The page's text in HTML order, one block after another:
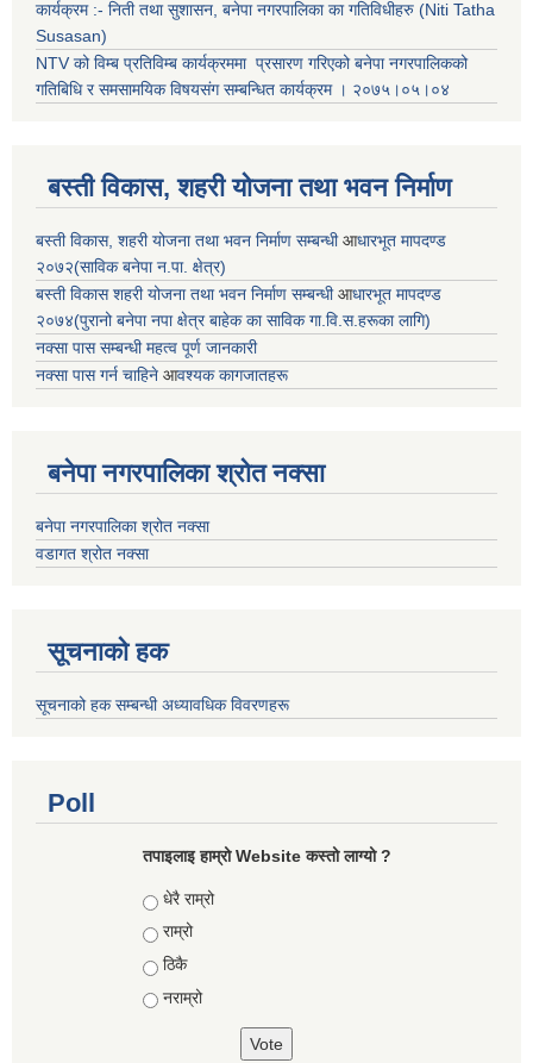
कार्यक्रम :- निती तथा सुशासन, बनेपा नगरपालिका का गतिविधीहरु (Niti Tatha
Susasan)
NTV को विम्ब प्रतिविम्ब कार्यक्रममा प्रसारण गरिएकोबनेपा नगरपालिकको
गतिबिधि र समसामयिक विषयसंग सम्बन्धित कार्यक्रम । २०७५।०५।०४
बस्ती विकास, शहरी योजना तथा भवन निर्माण
बस्ती विकास, शहरी योजना तथा भवन निर्माण सम्बन्धीआधारभूत मापदण्ड
२०७२(साविक बनेपा न.पा. क्षेत्र)
बस्ती विकास शहरी योजना तथा भवन निर्माण सम्बन्धीआधारभूत मापदण्ड
२०७४(पुरानो बनेपा नपा क्षेत्र बाहेक का साविक गा.वि.स.हरूका लागि)
नक्सा पास सम्बन्धी महत्व पूर्ण जानकारी
नक्सा पास गर्न चाहिने आवश्यक कागजातहरू
बनेपा नगरपालिका श्रोत नक्सा
बनेपा नगरपालिका श्रोत नक्सा
वडागत श्रोत नक्सा
सूचनाको हक
सूचनाको हक सम्बन्धी अध्यावधिक विवरणहरू
Poll
तपाइलाइ हाम्रो Website कस्तो लाग्यो ?
Choices
धेरै राम्रो
राम्रो
ठिकै
नराम्रो